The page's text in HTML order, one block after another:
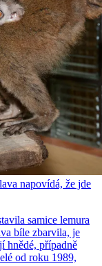
napovídá, že jde
samice lemura
bíle zbarvila, je
hnědé, případně
od roku 1989,